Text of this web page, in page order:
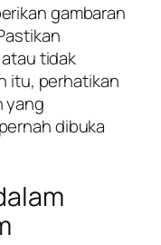
gambaran
tidak
itu, perhatikan
yang
dibuka